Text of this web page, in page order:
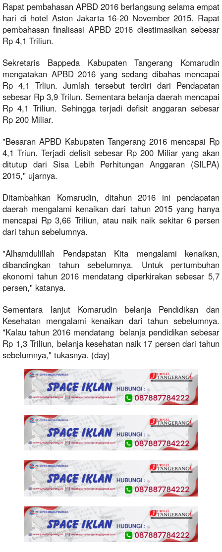
Rapat pembahasan APBD 2016 berlangsung selama empat
hari di hotel Aston Jakarta 16-20 November 2015. Rapat
pembahasan finalisasi APBD 2016 diestimasikan sebesar
Rp 4,1 Triliun.
Sekretaris Bappeda Kabupaten Tangerang Komarudin
mengatakan APBD 2016 yang sedang dibahas mencapai
Rp 4,1 Trliun. Jumlah tersebut terdiri dari Pendapatan
sebesar Rp 3,9 Trilun. Sementara belanja daerah mencapai
Rp 4,1 Triliun. Sehingga terjadi defisit anggaran sebesar
Rp 200 Miliar.
"Besaran APBD Kabupaten Tangerang 2016 mencapai Rp
4,1 Triun. Terjadi defisit sebesar Rp 200 Miliar yang akan
ditutup dari Sisa Lebih Perhitungan Anggaran (SILPA)
2015," ujarnya.
Ditambahkan Komarudin, ditahun 2016 ini pendapatan
daerah mengalami kenaikan dari tahun 2015 yang hanya
mencapai Rp 3,66 Triliun, atau naik naik sekitar 6 persen
dari tahun sebelumnya.
"Alhamdulillah Pendapatan Kita mengalami kenaikan,
dibandingkan tahun sebelumnya. Untuk pertumbuhan
ekonomi tahun 2016 mendatang diperkirakan sebesar 5,7
persen," katanya.
Sementara lanjut Komarudin belanja Pendidikan dan
Kesehatan mengalami kenaikan dari tahun sebelumnya.
"Kalau tahun 2016 mendatang belanja pendidikan sebesar
Rp 1,3 Triliun, belanja kesehatan naik 17 persen dari tahun
sebelumnya," tukasnya. (day)